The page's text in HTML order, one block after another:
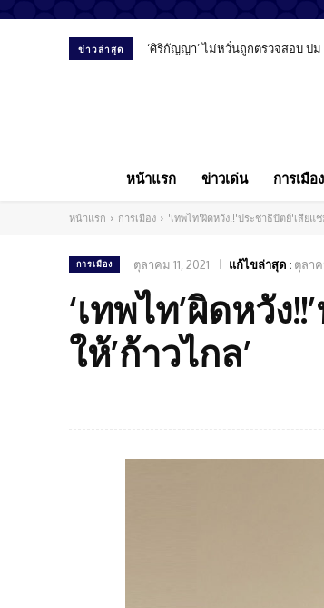
ข่าวล่าสุด ‘ศิริกัญญา’ ไม่หวั่นถูกตรวจสอบ ป
หน้าแรก ข่าวเด่น การเมือง
หน้าแรก การเมือง 'เทพไท'ผิดหวัง!!'ประชาธิปัตย์'เสียแ
การเมือง ตุลาคม 11, 2021 แก้ไขล่าสุด : ตุลาค
‘เทพไท’ผิดหวัง
ให้’ก้าวไกล’